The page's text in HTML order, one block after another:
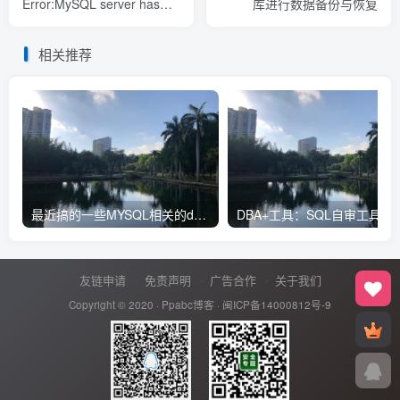
Error:MySQL server has
库进行数据备份与恢复
相关推荐
最近搞的一些MYSQL相关的docker镜像
友链申请 免责声明 广告合作 关于我们
Copyright © 2020 · Ppabc博客 · 闽ICP备14000812号-9